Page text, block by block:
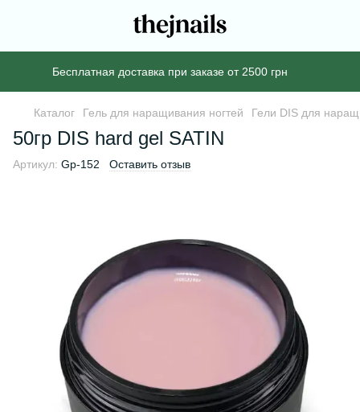
Бесплатная доставка при заказе от 2500 грн
Каталог Гель для наращивания ногтей Гели DIS для
50гр DIS hard gel SATIN
Артикул: Gp-152 Оставить отзыв